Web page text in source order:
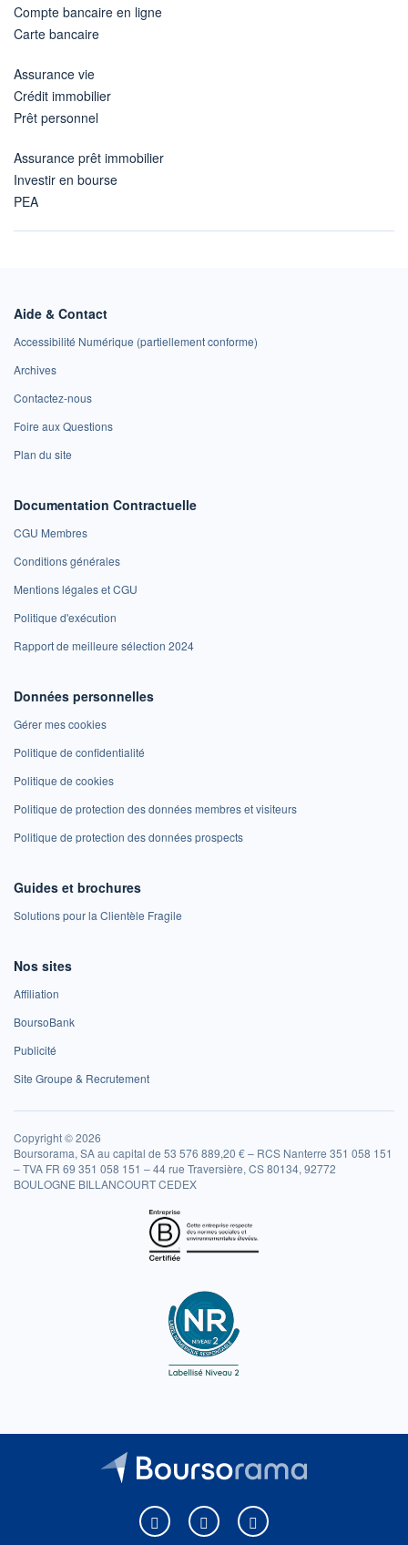
Compte bancaire en ligne
Carte bancaire
Assurance vie
Crédit immobilier
Prêt personnel
Assurance prêt immobilier
Investir en bourse
PEA
Aide & Contact
Accessibilité Numérique (partiellement conforme)
Archives
Contactez-nous
Foire aux Questions
Plan du site
Documentation Contractuelle
CGU Membres
Conditions générales
Mentions légales et CGU
Politique d'exécution
Rapport de meilleure sélection 2024
Données personnelles
Gérer mes cookies
Politique de confidentialité
Politique de cookies
Politique de protection des données membres et visiteurs
Politique de protection des données prospects
Guides et brochures
Solutions pour la Clientèle Fragile
Nos sites
Affiliation
BoursoBank
Publicité
Site Groupe & Recrutement
Copyright © 2026
Boursorama, SA au capital de 53 576 889,20 € – RCS Nanterre 351 058 151
– TVA FR 69 351 058 151 – 44 rue Traversière, CS 80134, 92772
BOULOGNE BILLANCOURT CEDEX
Boursorama sur Facebook
Boursorama sur XBoursorama sur